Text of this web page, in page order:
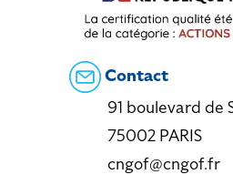
Contact
91 boulevard de
75002 PARIS
cngof@cngof.fr